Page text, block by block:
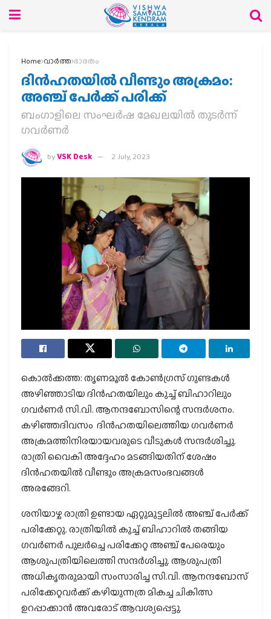
Home വാര്‍ത്ത ഭാരതം
ദിന്‍ഹതയില്‍ വീണ്ടും അക്രമം:
അഞ്ച് പേര്‍ക്ക് പരിക്ക്
ബംഗാളിലെ സംഘര്‍ഷ മേഖലയില്‍ തുടര്‍ന്ന്
ഗവര്‍ണര്‍
byVSK Desk 2 July, 2023
കൊല്‍ക്കത്ത: തൃണമൂല്‍ കോണ്‍ഗ്രസ് ഗുണ്ടകള്‍
അഴിഞ്ഞാടിയ ദിന്‍ഹതയിലും കുച്ച് ബിഹാറിലും
ഗവര്‍ണര്‍ സി.വി. ആനന്ദബോസിന്റെ സന്ദര്‍ശനം.
കഴിഞ്ഞദിവസം ദിന്‍ഹതയിലെത്തിയ ഗവര്‍ണര്‍
അക്രമത്തിനിരയായവരുടെ വീടുകള്‍ സന്ദര്‍ശിച്ചു.
രാത്രി വൈകി അദ്ദേഹം മടങ്ങിയതിന് ശേഷം
ദിന്‍ഹതയില്‍ വീണ്ടും അക്രമസംഭവങ്ങള്‍
അരങ്ങേറി.
ശനിയാഴ്ച രാത്രി ഉണ്ടായ ഏറ്റുമുട്ടലില്‍ അഞ്ച് പേര്‍ക്ക്
പരിക്കേറ്റു. രാത്രിയില്‍ കുച്ച് ബിഹാറില്‍ തങ്ങിയ
ഗവര്‍ണര്‍ പുലര്‍ച്ചെ പരിക്കേറ്റ അഞ്ച് പേരെയും
ആശുപത്രിയിലെത്തി സന്ദര്‍ശിച്ചു. ആശുപത്രി
അധികൃതരുമായി സംസാരിച്ച സി.വി. ആനന്ദബോസ്
പരിക്കേറ്റവര്‍ക്ക് കഴിയുന്നത്ര മികച്ച ചികിത്സ
ഉറപ്പാക്കാന്‍ അവരോട് ആവശ്യപ്പെട്ടു.